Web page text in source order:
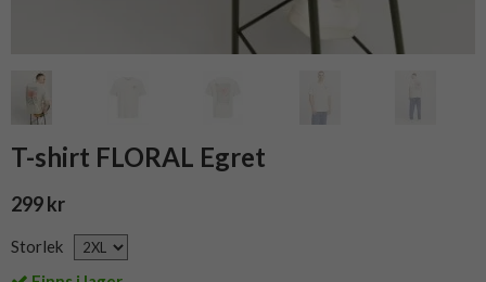
T-shirt FLORAL Egret
299 kr
Storlek